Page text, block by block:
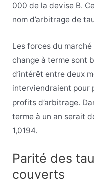
000 de la devise B.
nom d’arbitrage de
Les forces du
change à terme sont
d’intérêt entre deux
interviendraient pour
profits d’arbitrage.
terme à un an serait
1,0194.
Parité des
couverts